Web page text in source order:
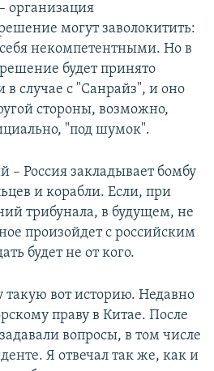
организация
могут заволокитить:
некомпетентными. Но в
будет принято
в случае с "Санрайз", и оно
стороны, возможно,
"под шумок".
– Россия закладывает бомбу
и корабли. Если, при
трибунала, в будущем, не
произойдет с российским
будет не от кого.
такую вот историю. Недавно
праву в Китае. После
вопросы, в том числе
Я отвечал так же, как и